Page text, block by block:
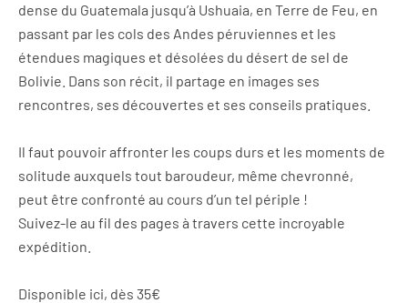
dense du Guatemala jusqu’à Ushuaia, en Terre de Feu, en
passant par les cols des Andes péruviennes et les
étendues magiques et désolées du désert de sel de
Bolivie. Dans son récit, il partage en images ses
rencontres, ses découvertes et ses conseils pratiques.
Il faut pouvoir affronter les coups durs et les moments de
solitude auxquels tout baroudeur, même chevronné,
peut être confronté au cours d’un tel périple !
Suivez-le au fil des pages à travers cette incroyable
expédition.
Disponible ici, dès 35€